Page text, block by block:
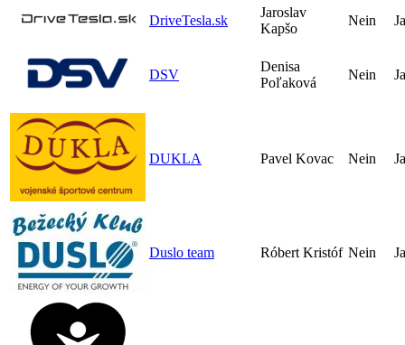
DriveTesla.sk
Jaroslav
Kapšo
Nein Ja
DSV
Denisa
Poľaková
Nein Ja
DUKLA Pavel Kovac Nein Ja
Duslo team Róbert Kristóf Nein Ja